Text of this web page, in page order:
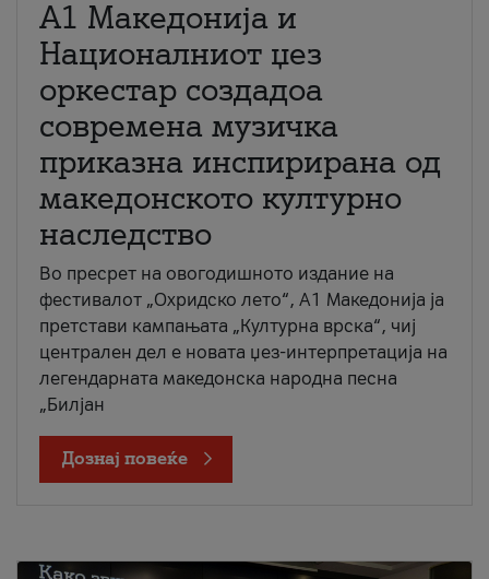
А1 Македонија и
Националниот џез
оркестар создадоа
современа музичка
приказна инспирирана од
македонското културно
наследство
Во пресрет на овогодишното издание на
фестивалот „Охридско лето“, А1 Македонија ја
претстави кампањата „Културна врска“, чиј
централен дел е новата џез-интерпретација на
легендарната македонска народна песна
„Билјан
Дознај повеќе